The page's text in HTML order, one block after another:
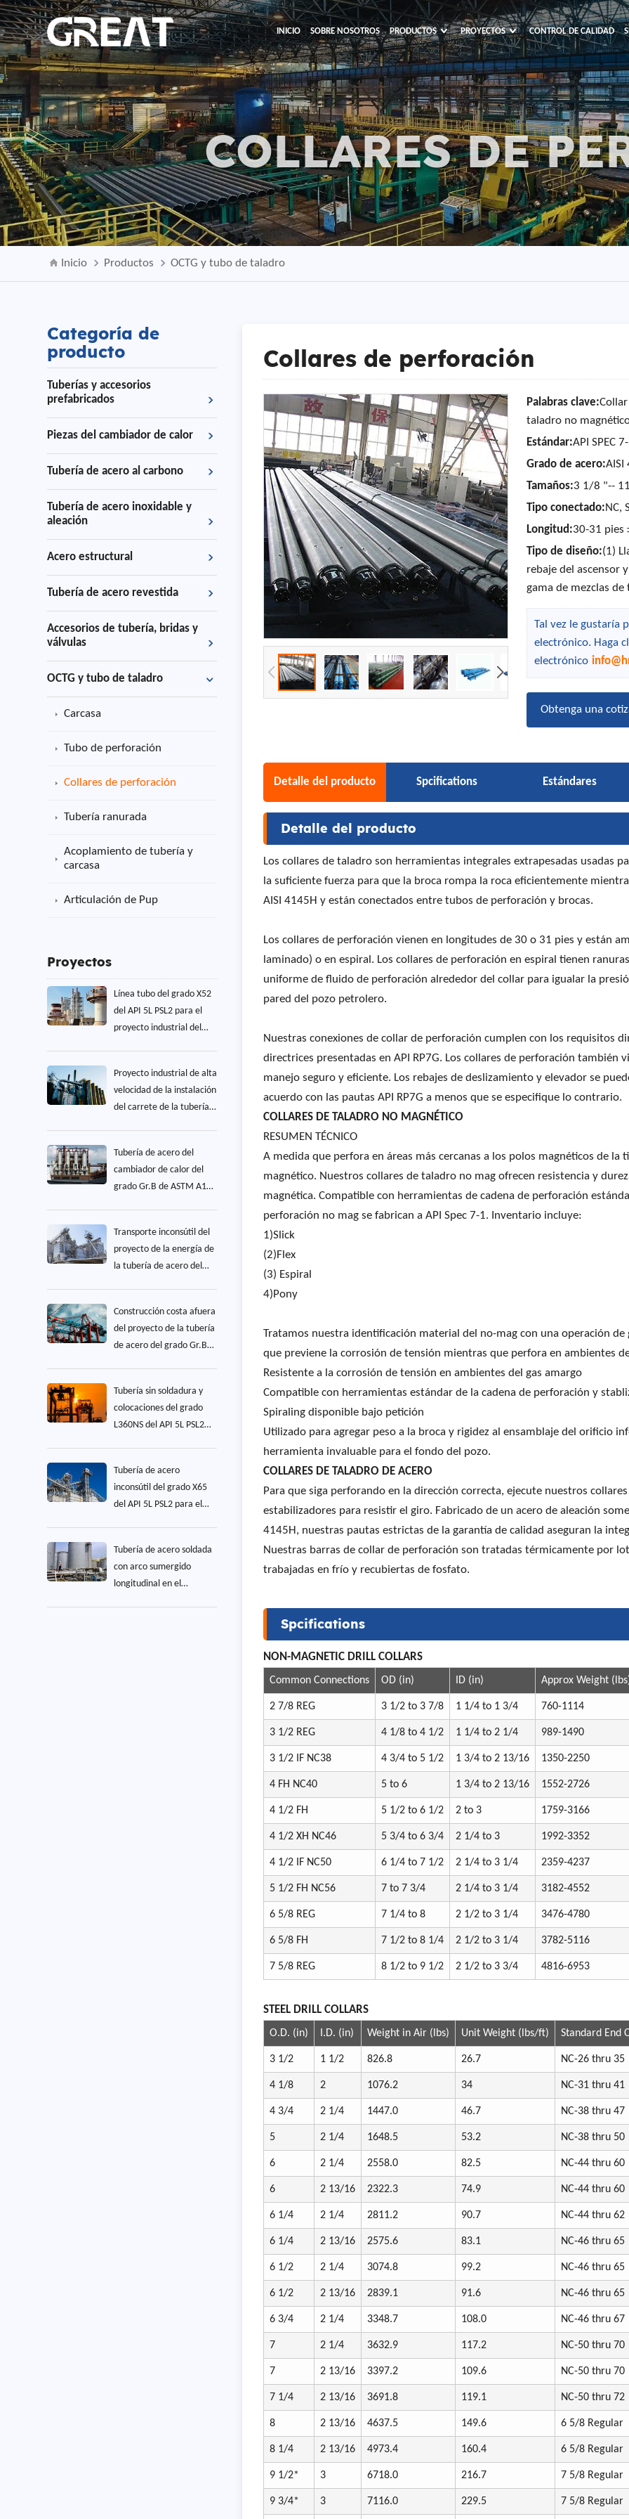
INICIO SOBRE NOSOTROS PRODUCTOS PROYECTOS CONTROL DE CALIDAD
COLLARES DE
Inicio Productos OCTG y tubo de taladro
Categoría de
producto
Tuberías y accesorios
prefabricados
Piezas del cambiador de calor
Tubería de acero al carbono
Tubería de acero inoxidable y
aleación
Acero estructural
Tubería de acero revestida
Accesorios de tubería, bridas y
válvulas
OCTG y tubo de taladro
Carcasa
Tubo de perforación
Collares de perforación
Tubería ranurada
Acoplamiento de tubería y
carcasa
Articulación de Pup
Proyectos
Línea tubo del grado X52
del API 5L PSL2 para el
proyecto industrial del
Proyecto industrial de alta
velocidad de la instalación
del carrete de la tubería
Tubería de acero del
cambiador de calor del
grado Gr.B de ASTM A106
Transporte inconsútil del
proyecto de la energía de
la tubería de acero del
Construcción costa afuera
del proyecto de la tubería
de acero del grado Gr.B
Tubería sin soldadura y
colocaciones del grado
L360NS del API 5L PSL2
Tubería de acero
inconsútil del grado X65
del API 5L PSL2 para el
Tubería de acero soldada
con arco sumergido
longitudinal en el
Collares de perforación
Palabras clave:
taladro no
Estándar:API SPEC
Grado de acero:AISI
Tamaños:3 1/8 "--
Tipo conectado:NC,
Longitud:30-31 pies
Tipo de diseño:(1)
rebaje del ascensor
gama de mezclas de
Tal vez le gustaría
electrónico. Haga
electrónico
Obtenga una
Detalle del producto Spcifications Estándares
Detalle del producto
Los collares de taladro son herramientas integrales extrapesadas usadas
la suficiente fuerza para que la broca rompa la roca eficientemente
AISI 4145H y están conectados entre tubos de perforación y brocas.
Los collares de perforación vienen en longitudes de 30 o 31 pies y están
laminado) o en espiral. Los collares de perforación en espiral tienen
uniforme de fluido de perforación alrededor del collar para igualar la
pared del pozo petrolero.
Nuestras conexiones de collar de perforación cumplen con los requisitos
directrices presentadas en API RP7G. Los collares de perforación también
manejo seguro y eficiente. Los rebajes de deslizamiento y elevador se
acuerdo con las pautas API RP7G a menos que se especifique lo contrario.
COLLARES DE TALADRO NO MAGNÉTICO
RESUMEN TÉCNICO
A medida que perfora en áreas más cercanas a los polos magnéticos de
magnético. Nuestros collares de taladro no mag ofrecen resistencia y
magnética. Compatible con herramientas de cadena de perforación
perforación no mag se fabrican a API Spec 7-1. Inventario incluye:
1)Slick
(2)Flex
(3) Espiral
4)Pony
Tratamos nuestra identificación material del no-mag con una operación
que previene la corrosión de tensión mientras que perfora en ambientes
Resistente a la corrosión de tensión en ambientes del gas amargo
Compatible con herramientas estándar de la cadena de perforación y
Spiraling disponible bajo petición
Utilizado para agregar peso a la broca y rigidez al ensamblaje del orificio
herramienta invaluable para el fondo del pozo.
COLLARES DE TALADRO DE ACERO
Para que siga perforando en la dirección correcta, ejecute nuestros
estabilizadores para resistir el giro. Fabricado de un acero de aleación
4145H, nuestras pautas estrictas de la garantía de calidad aseguran la
Nuestras barras de collar de perforación son tratadas térmicamente por
trabajadas en frío y recubiertas de fosfato.
Spcifications
NON-MAGNETIC DRILL COLLARS
Common Connections OD (in) ID (in) Approx Weight
2 7/8 REG 3 1/2 to 3 7/8 1 1/4 to 1 3/4 760-1114
3 1/2 REG 4 1/8 to 4 1/2 1 1/4 to 2 1/4 989-1490
3 1/2 IF NC38 4 3/4 to 5 1/2 1 3/4 to 2 13/16 1350-2250
4 FH NC40 5 to 6 1 3/4 to 2 13/16 1552-2726
4 1/2 FH 5 1/2 to 6 1/2 2 to 3 1759-3166
4 1/2 XH NC46 5 3/4 to 6 3/4 2 1/4 to 3 1992-3352
4 1/2 IF NC50 6 1/4 to 7 1/2 2 1/4 to 3 1/4 2359-4237
5 1/2 FH NC56 7 to 7 3/4 2 1/4 to 3 1/4 3182-4552
6 5/8 REG 7 1/4 to 8 2 1/2 to 3 1/4 3476-4780
6 5/8 FH 7 1/2 to 8 1/4 2 1/2 to 3 1/4 3782-5116
7 5/8 REG 8 1/2 to 9 1/2 2 1/2 to 3 3/4 4816-6953
STEEL DRILL COLLARS
O.D. (in) I.D. (in) Weight in Air (lbs) Unit Weight (lbs/ft) Standard End
3 1/2 1 1/2 826.8 26.7 NC-26 thru 35
4 1/8 2 1076.2 34 NC-31 thru 41
4 3/4 2 1/4 1447.0 46.7 NC-38 thru 47
5 2 1/4 1648.5 53.2 NC-38 thru 50
6 2 1/4 2558.0 82.5 NC-44 thru 60
6 2 13/16 2322.3 74.9 NC-44 thru 60
6 1/4 2 1/4 2811.2 90.7 NC-44 thru 62
6 1/4 2 13/16 2575.6 83.1 NC-46 thru 65
6 1/2 2 1/4 3074.8 99.2 NC-46 thru 65
6 1/2 2 13/16 2839.1 91.6 NC-46 thru 65
6 3/4 2 1/4 3348.7 108.0 NC-46 thru 67
7 2 1/4 3632.9 117.2 NC-50 thru 70
7 2 13/16 3397.2 109.6 NC-50 thru 70
7 1/4 2 13/16 3691.8 119.1 NC-50 thru 72
8 2 13/16 4637.5 149.6 6 5/8 Regular
8 1/4 2 13/16 4973.4 160.4 6 5/8 Regular
9 1/2* 3 6718.0 216.7 7 5/8 Regular
9 3/4* 3 7116.0 229.5 7 5/8 Regular